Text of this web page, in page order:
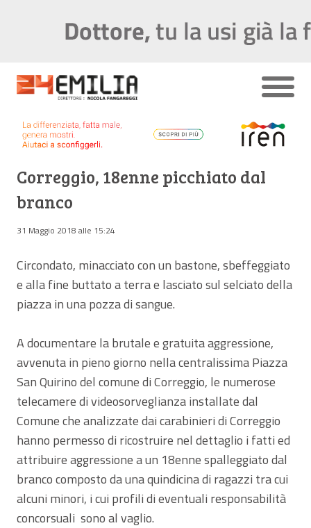
Correggio, 18enne picchiato dal
branco
31 Maggio 2018 alle 15:24
Circondato, minacciato con un bastone, sbeffeggiato
e alla fine buttato a terra e lasciato sul selciato della
piazza in una pozza di sangue.
A documentare la brutale e gratuita aggressione,
avvenuta in pieno giorno nella centralissima Piazza
San Quirino del comune di Correggio, le numerose
telecamere di videosorveglianza installate dal
Comune che analizzate dai carabinieri di Correggio
hanno permesso di ricostruire nel dettaglio i fatti ed
attribuire aggressione a un 18enne spalleggiato dal
branco composto da una quindicina di ragazzi tra cui
alcuni minori, i cui profili di eventuali responsabilità
concorsuali sono al vaglio.